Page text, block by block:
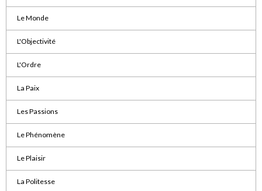
Le Monde
L'Objectivité
L'Ordre
La Paix
Les Passions
Le Phénomène
Le Plaisir
La Politesse